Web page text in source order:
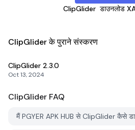
ClipGlider डाउनलोड
ClipGlider के पुराने संस्करण
ClipGlider 2.3.0
Oct 13, 2024
ClipGlider FAQ
मैं PGYER APK HUB से ClipGlider कैसे